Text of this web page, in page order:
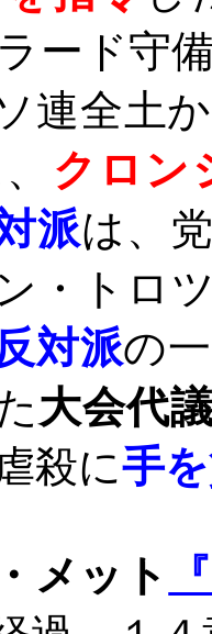
ード守
連全土
クロン
派は、
・トロ
対派の
大会代
殺に手
メット